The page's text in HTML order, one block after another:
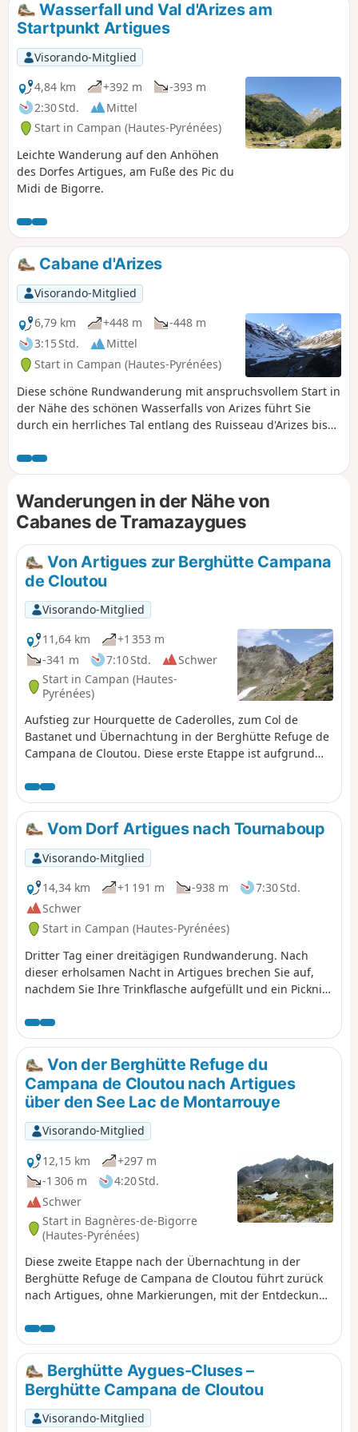
Wasserfall und Val d'Arizes am
Startpunkt Artigues
Visorando-Mitglied
4,84 km
+392 m
-393 m
2:30 Std.
Mittel
Start in Campan (Hautes-Pyrénées)
Leichte Wanderung auf den Anhöhen
des Dorfes Artigues, am Fuße des Pic du
Midi de Bigorre.
Cabane d'Arizes
Visorando-Mitglied
6,79 km
+448 m
-448 m
3:15 Std.
Mittel
Start in Campan (Hautes-Pyrénées)
Diese schöne Rundwanderung mit anspruchsvollem Start in
der Nähe des schönen Wasserfalls von Arizes führt Sie
durch ein herrliches Tal entlang des Ruisseau d'Arizes bis
Wanderungen in der Nähe von
Cabanes de Tramazaygues
Von Artigues zur Berghütte Campana
de Cloutou
Visorando-Mitglied
11,64 km
+1 353 m
-341 m
7:10 Std.
Schwer
Start in Campan (Hautes-
Pyrénées)
Aufstieg zur Hourquette de Caderolles, zum Col de
Bastanet und Übernachtung in der Berghütte Refuge de
Campana de Cloutou. Diese erste Etappe ist aufgrund
Vom Dorf Artigues nach Tournaboup
Visorando-Mitglied
14,34 km
+1 191 m -938 m
7:30 Std.
Schwer
Start in Campan (Hautes-Pyrénées)
Dritter Tag einer dreitägigen Rundwanderung. Nach
dieser erholsamen Nacht in Artigues brechen Sie auf,
nachdem Sie Ihre Trinkflasche aufgefüllt und ein Picknick
Rundwanderung angenehm ausklingen zu lassen,
nehmen Sie diesen Weg zwischen dem Col du Tourmalet
und dem Pic du Midi de Bigorre. Ein sehr schöner Weg,
mit dem Pic du Midi über unseren Köpfen. Rückweg im
Abstieg zum Parkplatz von Tournaboup.
Von der Berghütte Refuge du
Campana de Cloutou nach Artigues
über den See Lac de Montarrouye
Visorando-Mitglied
12,15 km
+297 m
-1 306 m
4:20 Std.
Schwer
Start in Bagnères-de-Bigorre
(Hautes-Pyrénées)
Diese zweite Etappe nach der Übernachtung in der
Berghütte Refuge de Campana de Cloutou führt zurück
nach Artigues, ohne Markierungen, mit der Entdeckung
wird als schwierig eingestuft, da man sich gut
orientieren können muss.
Berghütte Aygues-Cluses –
Berghütte Campana de Cloutou
Visorando-Mitglied